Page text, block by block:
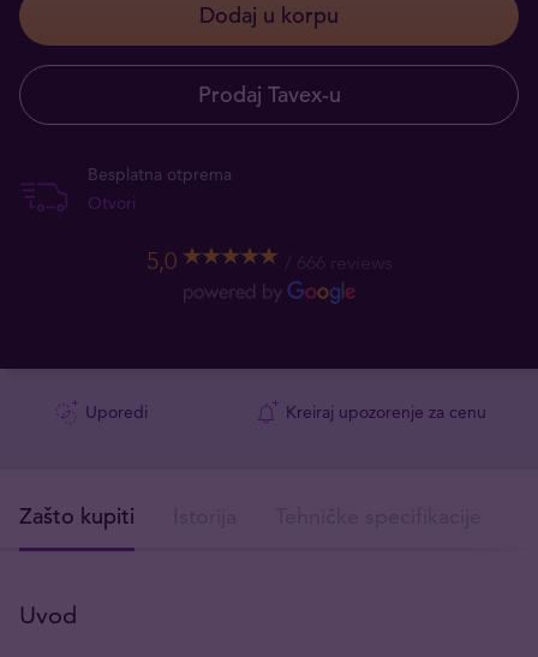
Dodaj u korpu
Prodaj Tavex-u
Besplatna otprema
Otvori
5,0 666 reviews
Uporedi Kreiraj upozorenje za cenu
Zašto kupiti
Uvod